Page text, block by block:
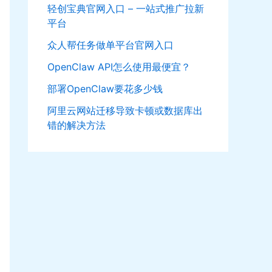
轻创宝典官网入口 – 一站式推广拉新
平台
众人帮任务做单平台官网入口
OpenClaw API怎么使用最便宜？
部署OpenClaw要花多少钱
阿里云网站迁移导致卡顿或数据库出
错的解决方法